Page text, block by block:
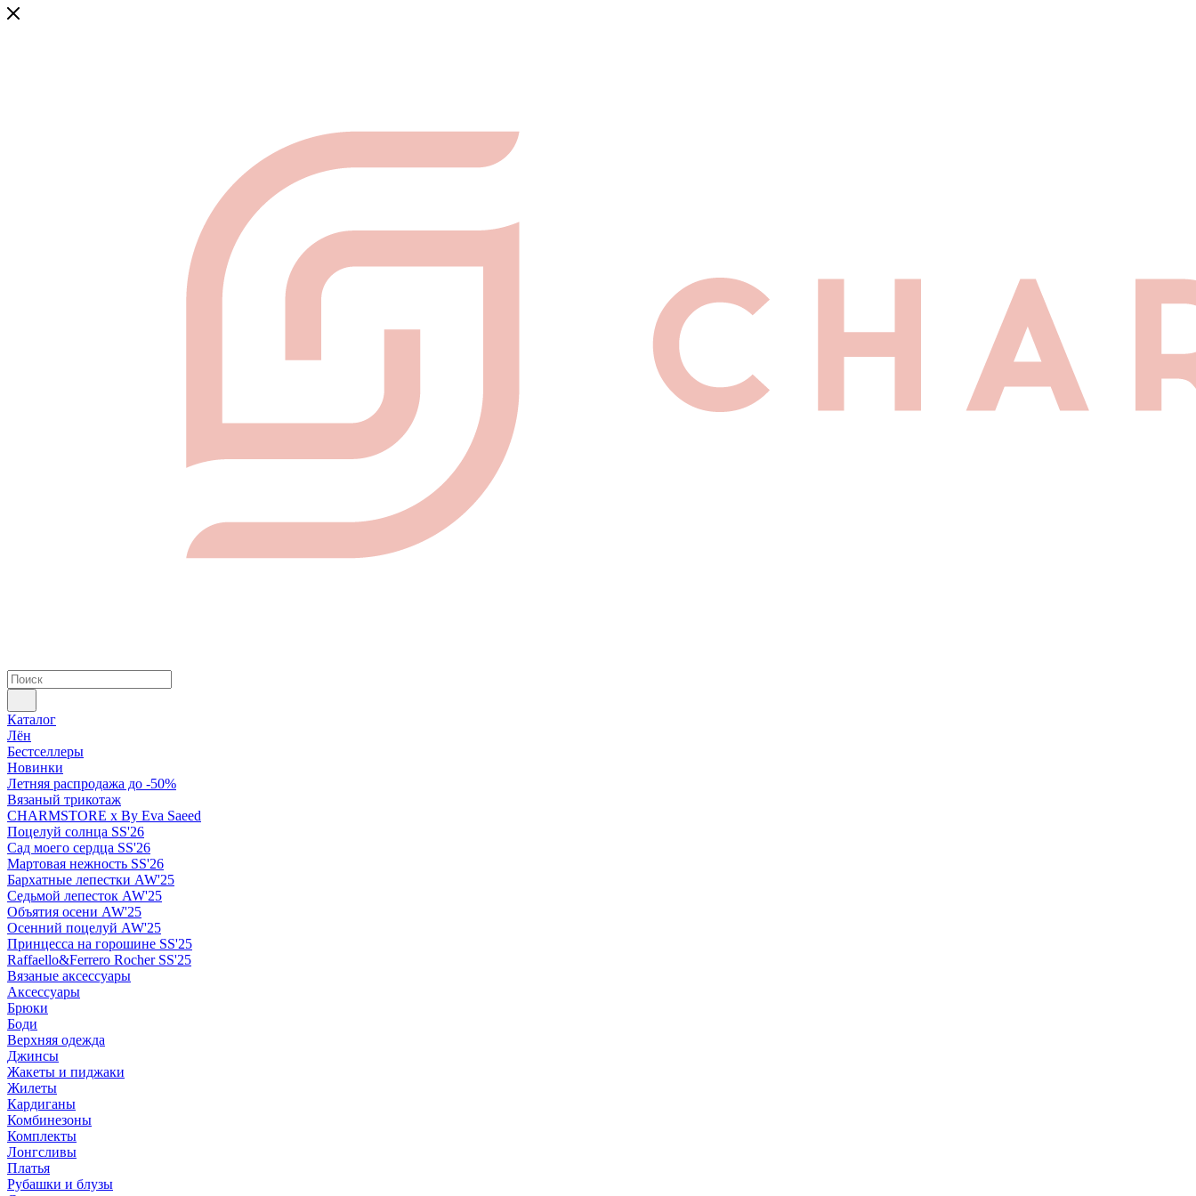
Каталог
Лён
Бестселлеры
Новинки
Летняя распродажа до -50%
Вязаный трикотаж
CHARMSTORE х By Eva Saeed
Поцелуй солнца SS'26
Сад моего сердца SS'26
Мартовая нежность SS'26
Бархатные лепестки AW'25
Седьмой лепесток AW'25
Объятия осени AW'25
Осенний поцелуй AW'25
Принцесса на горошине SS'25
Raffaello&Ferrero Rocher SS'25
Вязаные аксессуары
Аксессуары
Брюки
Боди
Верхняя одежда
Джинсы
Жакеты и пиджаки
Жилеты
Кардиганы
Комбинезоны
Комплекты
Лонгсливы
Платья
Рубашки и блузы